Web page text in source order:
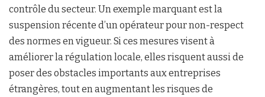
contrôle du secteur. Un exemple marquant est la
suspension récente d’un opérateur pour non-respect
des normes en vigueur. Si ces mesures visent à
améliorer la régulation locale, elles risquent aussi de
poser des obstacles importants aux entreprises
étrangères, tout en augmentant les risques de